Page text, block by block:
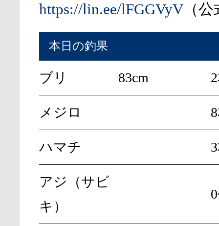
https://lin.ee/lFGGVyV （
本日の釣果
ブリ 83cm
メジロ
ハマチ
アジ（サビ
キ）